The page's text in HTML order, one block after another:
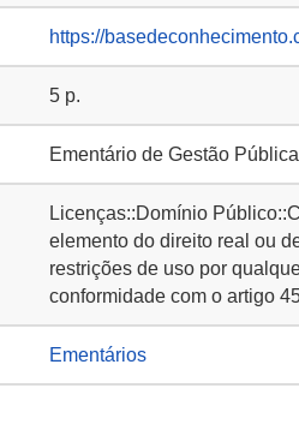
https://
5 p.
Ementário de Gestão Pública
Licenças::Domínio
elemento do direito real ou
restrições de uso por
conformidade com o artigo
Ementários